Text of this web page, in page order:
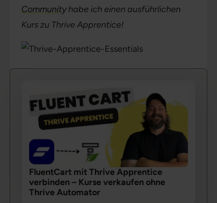
FluentCart mit Thrive Apprentice
verbinden – Kurse verkaufen ohne
Thrive Automator
Communityhabe ich einen ausführlichen
Kurs zu Thrive Apprentice!